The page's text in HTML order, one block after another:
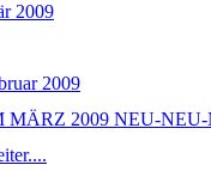
2009
2009
MÄRZ 2009 NEU-